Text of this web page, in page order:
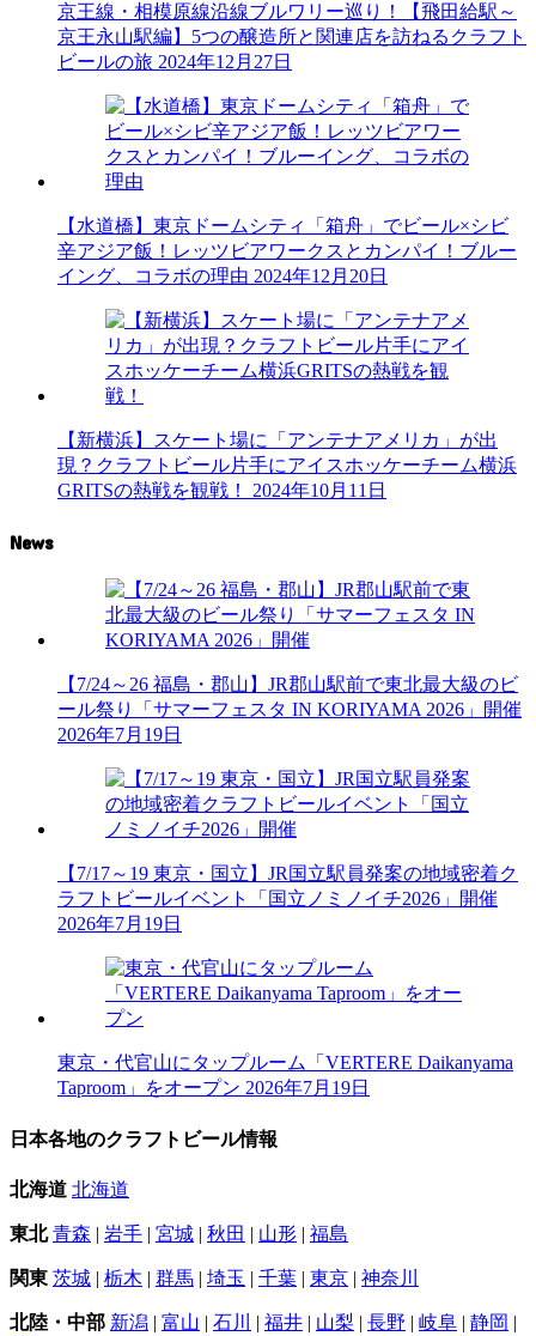
京王線・相模原線沿線ブルワリー巡り！【飛田給駅～
京王永山駅編】5つの醸造所と関連店を訪ねるクラフト
ビールの旅 2024年12月27日
【水道橋】東京ドームシティ「箱舟」でビール×シビ
辛アジア飯！レッツビアワークスとカンパイ！ブルー
イング、コラボの理由 2024年12月20日
【新横浜】スケート場に「アンテナアメリカ」が出
現？クラフトビール片手にアイスホッケーチーム横浜
GRITSの熱戦を観戦！
2024年10月11日
News
【7/24～26 福島・郡山】JR郡山駅前で東北最大級のビ
ール祭り「サマーフェスタ IN KORIYAMA 2026」開催
2026年7月19日
【7/17～19 東京・国立】JR国立駅員発案の地域密着ク
ラフトビールイベント「国立ノミノイチ2026」開催
2026年7月19日
東京・代官山にタップルーム「VERTERE Daikanyama
Taproom」をオープン 2026年7月19日
日本各地のクラフトビール情報
北海道 北海道
東北 青森 | 岩手 | 宮城 | 秋田 | 山形 | 福島
関東 茨城 | 栃木 | 群馬 | 埼玉 | 千葉 | 東京 | 神奈川
北陸・中部 新潟 | 富山 | 石川 | 福井 | 山梨 | 長野 | 岐阜 | 静岡 |